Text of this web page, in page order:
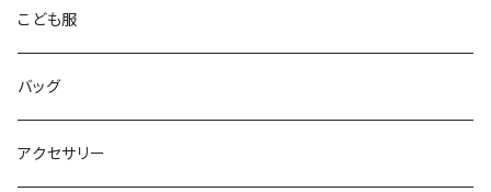
こども服
バッグ
アクセサリー